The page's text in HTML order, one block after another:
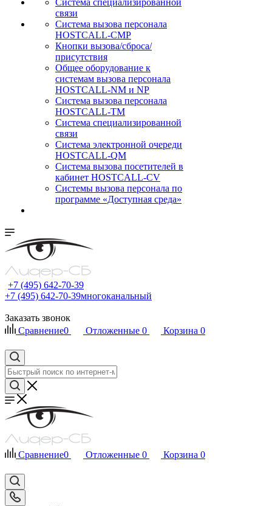
Система специализированной
связи
Cистема вызова персонала
HOSTCALL-CMP
Кнопки вызова/сброса/
присутствия
Общее оборудование к
системам вызова персонала
HOSTCALL-NM и NP
Система вызова персонала
HOSTCALL-TM
Система специализированной
связи
Система электронной очереди
HOSTCALL-QM
Cистема вызова посетителей в
кабинет HOSTCALL-CV
Системы вызова персонала по
программе «Доступная среда»
+7 (495) 642-70-39
+7 (495) 642-70-39многоканальный
Заказать звонок
Сравнение0 Отложенные 0 Корзина 0
Сравнение0 Отложенные 0 Корзина 0